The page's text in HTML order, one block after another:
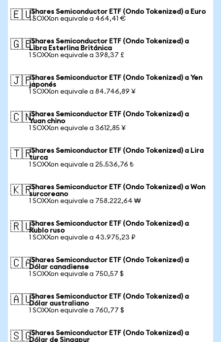
🇪🇺iShares Semiconductor ETF (Ondo Tokenized) a Euro
1 SOXXon equivale a 464,41 €
🇬🇧iShares Semiconductor ETF (Ondo Tokenized) a
Libra Esterlina Británica
1 SOXXon equivale a 398,37 £
🇯🇵iShares Semiconductor ETF (Ondo Tokenized) a Yen
japonés
1 SOXXon equivale a 84.746,89 ¥
🇨🇳iShares Semiconductor ETF (Ondo Tokenized) a
Yuan chino
1 SOXXon equivale a 3612,85 ¥
🇹🇷iShares Semiconductor ETF (Ondo Tokenized) a Lira
turca
1 SOXXon equivale a 25.536,76 ₺
🇰🇷iShares Semiconductor ETF (Ondo Tokenized) a Won
surcoreano
1 SOXXon equivale a 758.222,64 ₩
🇷🇺iShares Semiconductor ETF (Ondo Tokenized) a
Rublo ruso
1 SOXXon equivale a 43.975,23 ₽
🇨🇦iShares Semiconductor ETF (Ondo Tokenized) a
Dólar canadiense
1 SOXXon equivale a 750,57 $
🇦🇺iShares Semiconductor ETF (Ondo Tokenized) a
Dólar australiano
1 SOXXon equivale a 760,77 $
🇸🇬iShares Semiconductor ETF (Ondo Tokenized) a
Dólar de Singapur